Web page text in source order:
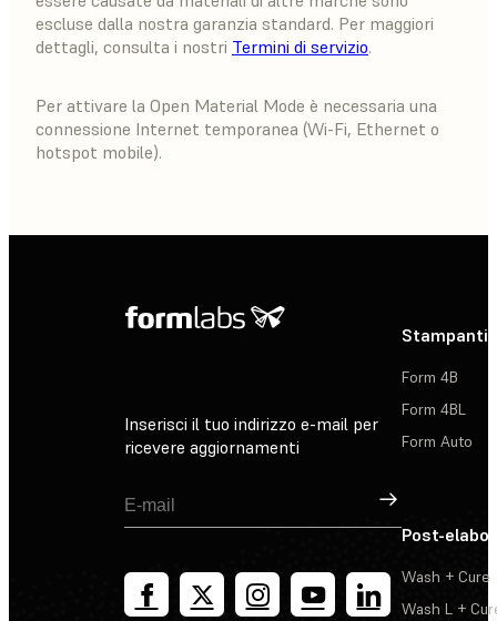
escluse dalla nostra garanzia standard. Per maggiori
dettagli, consulta i nostri Termini di servizio.
Per attivare la Open Material Mode è necessaria una
connessione Internet temporanea (Wi-Fi, Ethernet o
hotspot mobile).
Inserisci il tuo indirizzo e-mail per
ricevere aggiornamenti
Registrati
Stampanti
Form 4B
Form 4BL
Form Auto
Post-
Wash + Cure
Wash L +